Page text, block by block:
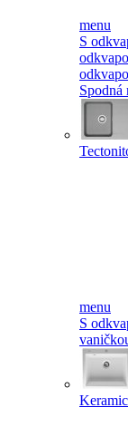
menu
S
Spodná
menu
S